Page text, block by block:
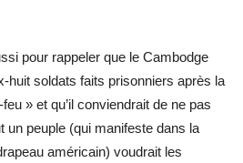
pour rappeler que le Cambodge
huit soldats faits prisonniers après la
» et qu’il conviendrait de ne pas
un peuple (qui manifeste dans la
américain) voudrait les